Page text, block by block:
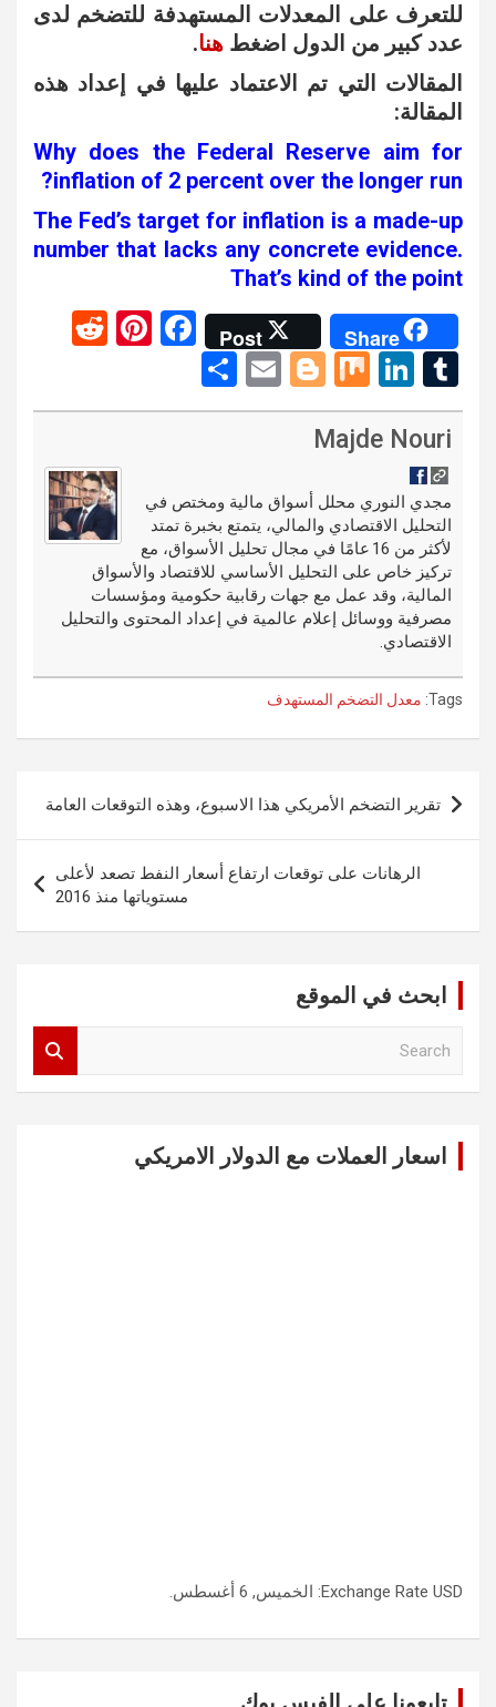
للتعرف على المعدلات المستهدفة للتضخم لدى
عدد كبير من الدول اضغط هنا.
المقالات التي تم الاعتماد عليها في إعداد هذه
المقالة:
Why does the Federal Reserve aim for
inflation of 2 percent over the longer run?
The Fed’s target for inflation is a made-up
number that lacks any concrete evidence.
That’s kind of the point
Share
Post
F
ce
o
k
Pi
er
t
d
t
T
u
m
bl
r
Li
n
ke
n
M
ix
Bl
o
er
E
m
h
Majde Nouri
مجدي النوري محلل أسواق مالية ومختص في
التحليل الاقتصادي والمالي، يتمتع بخبرة تمتد
لأكثر من 16 عامًا في مجال تحليل الأسواق، مع
تركيز خاص على التحليل الأساسي للاقتصاد والأسواق
المالية، وقد عمل مع جهات رقابية حكومية ومؤسسات
مصرفية ووسائل إعلام عالمية في إعداد المحتوى والتحليل
الاقتصادي.
Tags: معدل التضخم المستهدف
تصفّح
المقالات
تقرير التضخم الأمريكي هذا الاسبوع، وهذه التوقعات العامة
الرهانات على توقعات ارتفاع أسعار النفط تصعد لأعلى
مستوياتها منذ 2016
ابحث في الموقع
اسعار العملات مع الدولار الامريكي
Exchange Rate USD : الخميس, 6 أغسطس.